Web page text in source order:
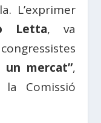
L’exprimer
Letta, va
mercat”,
Comissió